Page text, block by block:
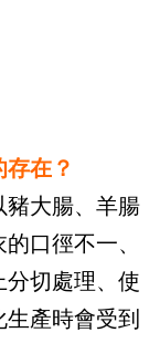
在？
豬大腸、羊腸
口徑不一、
切處理、使
產時會受到